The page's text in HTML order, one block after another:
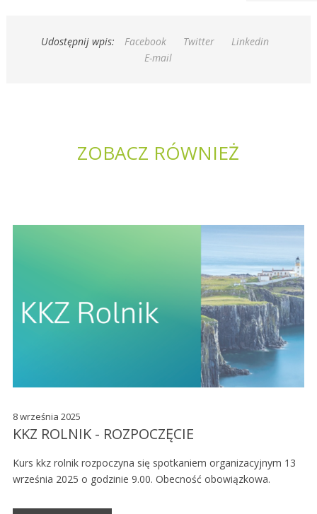
Udostępnij wpis: Facebook Twitter
Linkedin
E-mail
ZOBACZ RÓWNIEŻ
8 września 2025
KKZ ROLNIK - ROZPOCZĘCIE
Kurs kkz rolnik rozpoczyna się spotkaniem organizacyjnym 13
września 2025 o godzinie 9.00. Obecność obowiązkowa.